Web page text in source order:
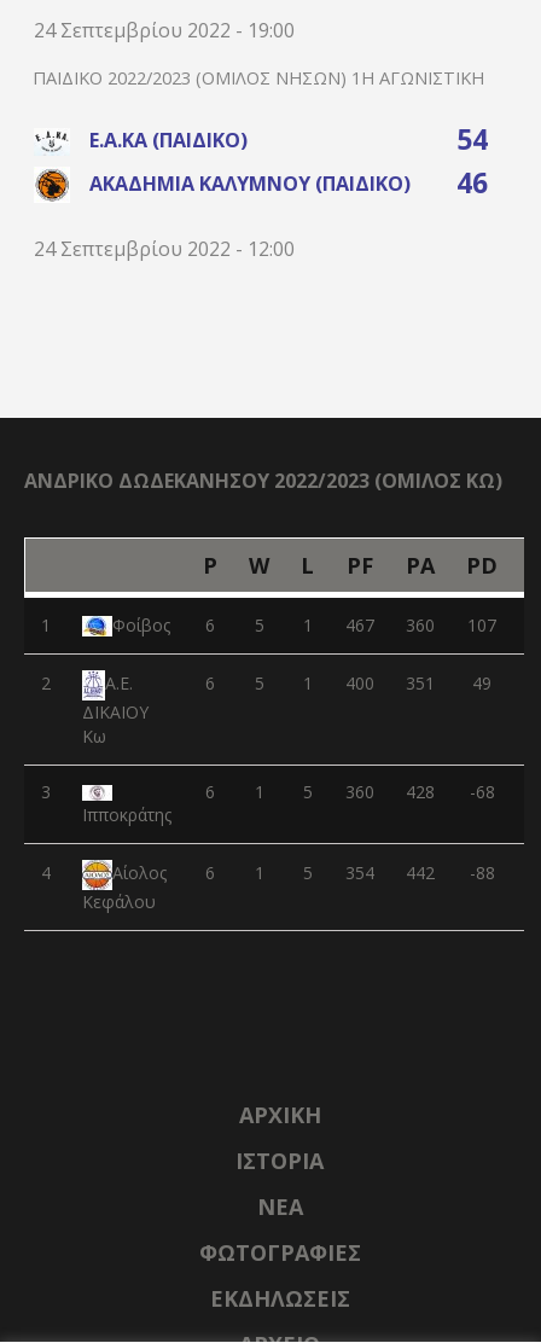
24 Σεπτεμβρίου 2022 - 19:00
ΠΑΙΔΙΚΌ 2022/2023 (ΌΜΙΛΟΣ ΝΉΣΩΝ) 1Η ΑΓΩΝΙΣΤΙΚΉ
Ε.Α.ΚΑ (ΠΑΙΔΙΚΌ) 54
ΑΚΑΔΗΜΊΑ ΚΑΛΎΜΝΟΥ (ΠΑΙΔΙΚΌ) 46
24 Σεπτεμβρίου 2022 - 12:00
ΑΝΔΡΙΚΟ ΔΩΔΕΚΑΝΗΣΟΥ 2022/2023 (ΟΜΙΛΟΣ ΚΩ)
P W L PF PA PD
1 Φοίβος 6 5 1 467 360 107
2
Α.Ε.
ΔΙΚΑΙΟΥ
Κω
6 5 1 400 351 49
3
Ιπποκράτης
6 1 5 360 428 -68
4
Αίολος
Κεφάλου
6 1 5 354 442 -88
ΑΡΧΙΚΉ
ΙΣΤΟΡΊΑ
NΈΑ
ΦΩΤΟΓΡΑΦΊΕΣ
ΕΚΔΗΛΏΣΕΙΣ